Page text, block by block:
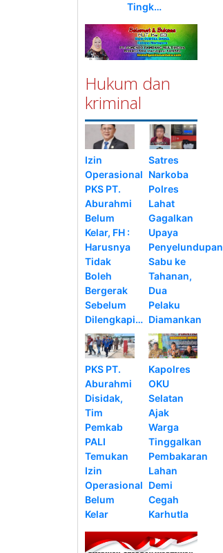
Tingk…
Hukum dan
kriminal
Izin
Operasional
PKS PT.
Aburahmi
Belum
Kelar, FH :
Harusnya
Tidak
Boleh
Bergerak
Sebelum
Dilengkapi…
Satres
Narkoba
Polres
Lahat
Gagalkan
Upaya
Penyelundupan
Sabu ke
Tahanan,
Dua
Pelaku
Diamankan
PKS PT.
Aburahmi
Disidak,
Tim
Pemkab
PALI
Temukan
Izin
Operasional
Belum
Kelar
Kapolres
OKU
Selatan
Ajak
Warga
Tinggalkan
Pembakaran
Lahan
Demi
Cegah
Karhutla